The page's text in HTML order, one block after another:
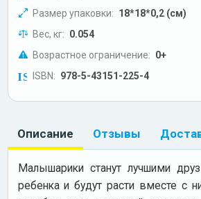
Размер упаковки: 18*18*0,2 (см)
Вес, кг: 0.054
Возрастное ограничение: 0+
ISBN: 978-5-43151-225-4
Описание Отзывы
Малышарики станут лучшими
ребенка и будут расти вместе с